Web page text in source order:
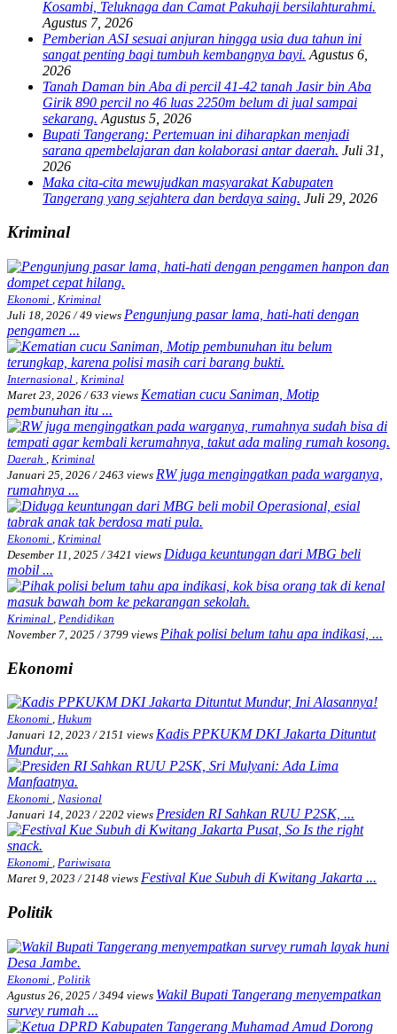
Kosambi, Teluknaga dan Camat Pakuhaji bersilahturahmi.
Agustus 7, 2026
Pemberian ASI sesuai anjuran hingga usia dua tahun ini
sangat penting bagi tumbuh kembangnya bayi. Agustus 6,
2026
Tanah Daman bin Aba di percil 41-42 tanah Jasir bin Aba
Girik 890 percil no 46 luas 2250m belum di jual sampai
sekarang. Agustus 5, 2026
Bupati Tangerang: Pertemuan ini diharapkan menjadi
sarana qpembelajaran dan kolaborasi antar daerah. Juli 31,
2026
Maka cita-cita mewujudkan masyarakat Kabupaten
Tangerang yang sejahtera dan berdaya saing. Juli 29, 2026
Kriminal
Ekonomi
Kriminal
Juli 18, 2026 / 49 views Pengunjung pasar lama, hati-hati dengan
pengamen ...
Internasional
Kriminal
Maret 23, 2026 / 633 views Kematian cucu Saniman, Motip
pembunuhan itu ...
Daerah
Kriminal
Januari 25, 2026 / 2463 views RW juga mengingatkan pada warganya,
rumahnya ...
Ekonomi
Kriminal
Desember 11, 2025 / 3421 views Diduga keuntungan dari MBG beli
mobil ...
Kriminal
Pendidikan
November 7, 2025 / 3799 views Pihak polisi belum tahu apa indikasi, ...
Ekonomi
Ekonomi , Hukum
Januari 12, 2023 / 2151 views Kadis PPKUKM DKI Jakarta Dituntut
Mundur, ...
Ekonomi , Nasional
Januari 14, 2023 / 2202 views Presiden RI Sahkan RUU P2SK, ...
Ekonomi , Pariwisata
Maret 9, 2023 / 2148 views Festival Kue Subuh di Kwitang Jakarta ...
Politik
Ekonomi
Politik
Agustus 26, 2025 / 3494 views Wakil Bupati Tangerang menyempatkan
survey rumah ...